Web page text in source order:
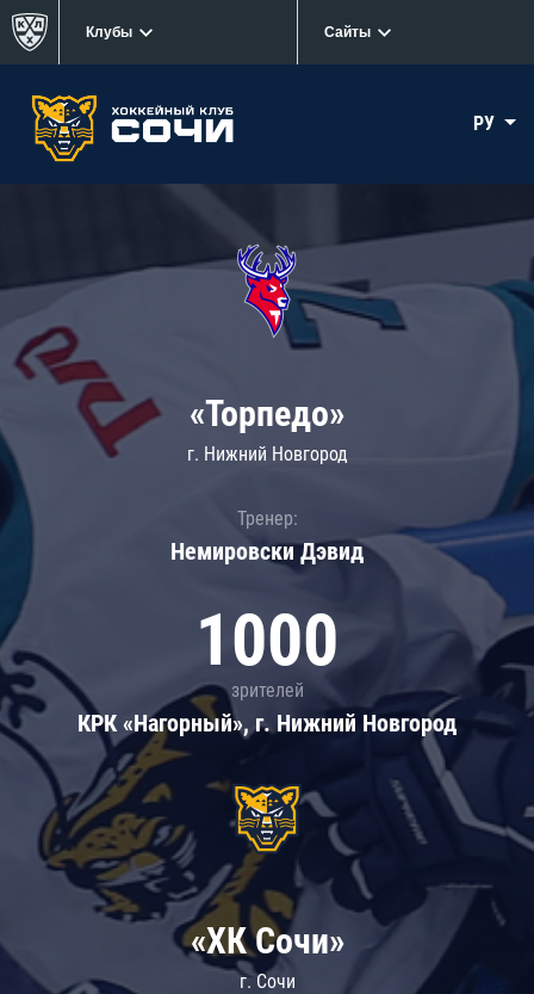
Клубы Сайты
РУ
«Торпедо»
г. Нижний Новгород
Тренер:
Немировски Дэвид
1000
зрителей
КРК «Нагорный», г. Нижний Новгород
«ХК Сочи»
г. Сочи